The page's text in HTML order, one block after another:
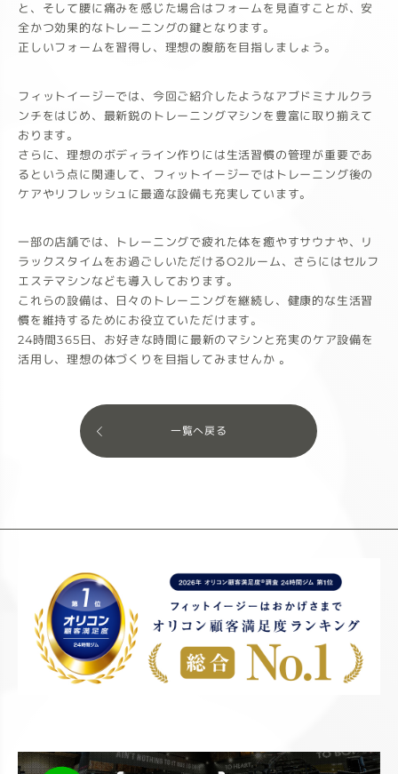
と、そして腰に痛みを感じた場合はフォームを見直すことが、安
全かつ効果的なトレーニングの鍵となります。
正しいフォームを習得し、理想の腹筋を目指しましょう。
フィットイージーでは、今回ご紹介したようなアブドミナルクラ
ンチをはじめ、最新鋭のトレーニングマシンを豊富に取り揃えて
おります。
さらに、理想のボディライン作りには生活習慣の管理が重要であ
るという点に関連して、フィットイージーではトレーニング後の
ケアやリフレッシュに最適な設備も充実しています。
一部の店舗では、トレーニングで疲れた体を癒やすサウナや、リ
ラックスタイムをお過ごしいただけるO2ルーム、さらにはセルフ
エステマシンなども導入しております。
これらの設備は、日々のトレーニングを継続し、健康的な生活習
慣を維持するためにお役立ていただけます。
24時間365日、お好きな時間に最新のマシンと充実のケア設備を
活用し、理想の体づくりを目指してみませんか 。
一覧へ戻る